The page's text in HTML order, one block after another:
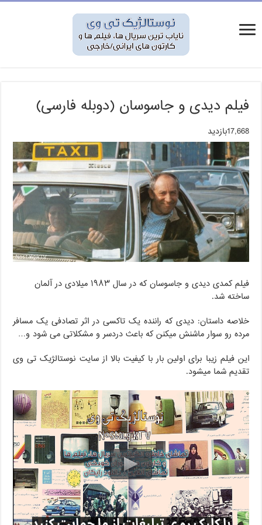
فیلم دیدی و جاسوسان (دوبله فارسی)
17,668بازدید
فیلم کمدی دیدی و جاسوسان که در سال ۱۹۸۳ میلادی در آلمان
ساخته شد.
خلاصه داستان: دیدی که راننده یک تاکسی در اثر تصادفی یک مسافر
مرده رو سوار ماشنش میکنن که باعث دردسر و مشکلاتی می شود و…
این فیلم زیبا برای اولین بار با کیفیت بالا از سایت نوستالژیک تی وی
تقدیم شما میشود.